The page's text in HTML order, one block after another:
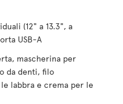
(12" a 13.3", a
USB-A
mascherina per
da denti, filo
labbra e crema per le